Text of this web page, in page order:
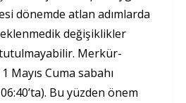
dönemde atlan adımlarda
değişiklikler
Merkür-
Mayıs Cuma sabahı
Bu yüzden önem